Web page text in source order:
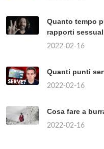
Quanto tempo
rapporti
2022-02-16
Quanti punti
2022-02-16
Cosa fare a
2022-02-16